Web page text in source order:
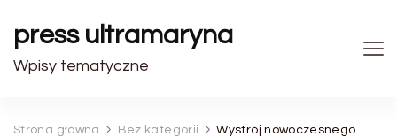
press ultramaryna
Wpisy tematyczne
Strona główna Bez kategorii
Wystrój nowoczesnego